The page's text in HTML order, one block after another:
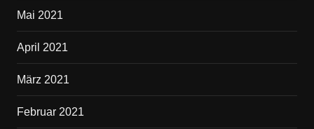
Mai 2021
April 2021
März 2021
Februar 2021